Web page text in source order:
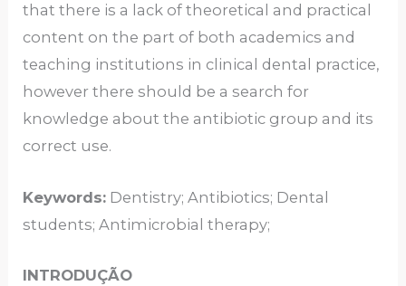
that there is a lack of theoretical and practical
content on the part of both academics and
teaching institutions in clinical dental practice,
however there should be a search for
knowledge about the antibiotic group and its
correct use.
Keywords: Dentistry; Antibiotics; Dental
students; Antimicrobial therapy;
INTRODUÇÃO